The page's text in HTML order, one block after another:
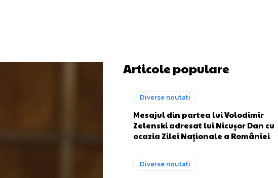
Articole populare
Diverse noutati
Mesajul din partea lui Volodimir
Zelenski adresat lui Nicușor Dan cu
ocazia Zilei Naționale a României
Diverse noutati